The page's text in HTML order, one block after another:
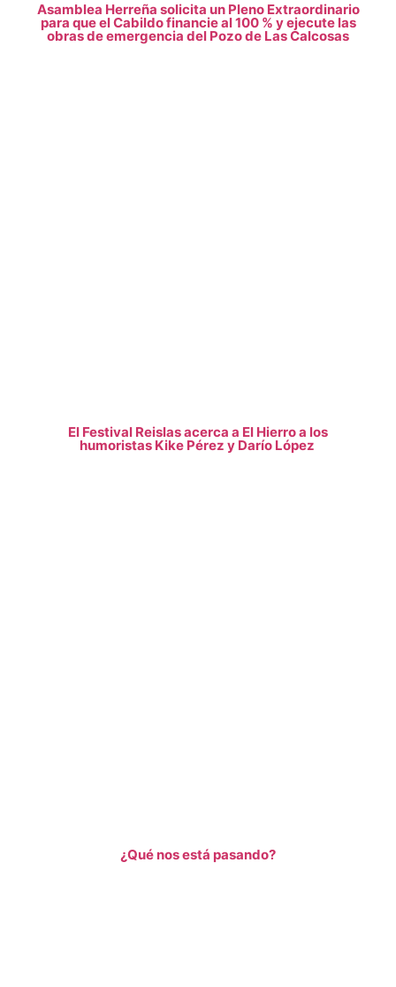
Asamblea Herreña solicita un Pleno Extraordinario
para que el Cabildo financie al 100 % y ejecute las
obras de emergencia del Pozo de Las Calcosas
El Festival Reislas acerca a El Hierro a los
humoristas Kike Pérez y Darío López
¿Qué nos está pasando?